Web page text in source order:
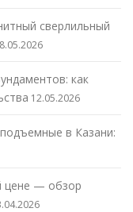
сверлильный
как
12.05.2026
в Казани:
цене — обзор